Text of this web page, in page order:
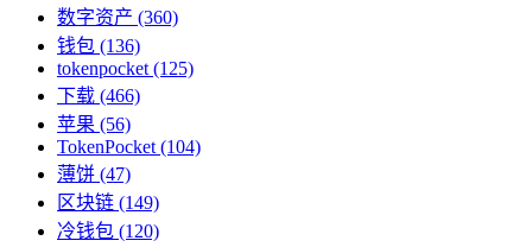
数字资产 (360)
钱包 (136)
tokenpocket (125)
下载 (466)
苹果 (56)
TokenPocket (104)
薄饼 (47)
区块链 (149)
冷钱包 (120)